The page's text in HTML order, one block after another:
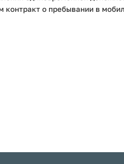
контракт о пребывании в